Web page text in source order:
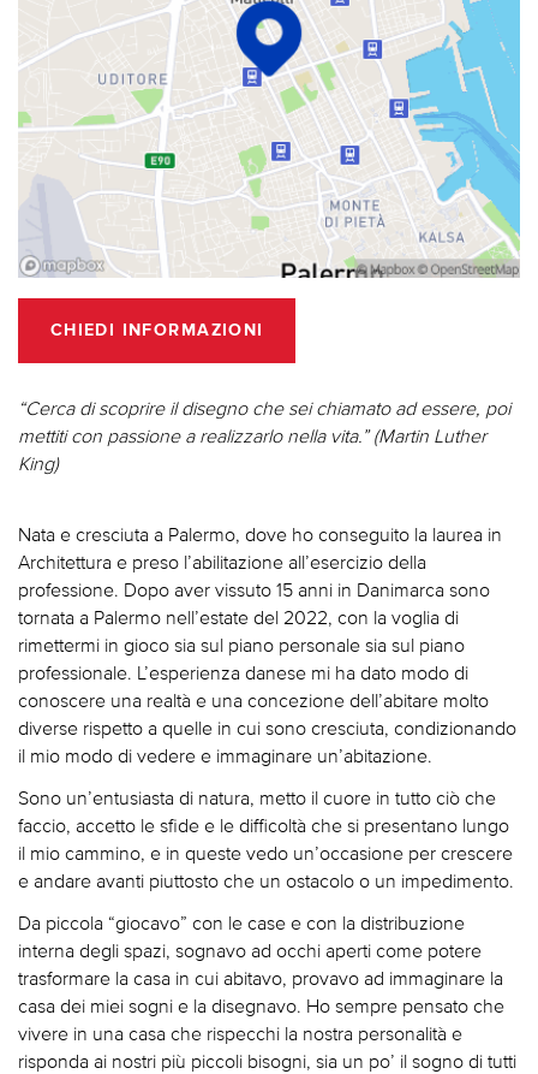
CHIEDI INFORMAZIONI
“Cerca di scoprire il disegno che sei chiamato ad essere, poi
mettiti con passione a realizzarlo nella vita.” (Martin Luther
King)
Nata e cresciuta a Palermo, dove ho conseguito la laurea in
Architettura e preso l’abilitazione all’esercizio della
professione. Dopo aver vissuto 15 anni in Danimarca sono
tornata a Palermo nell’estate del 2022, con la voglia di
rimettermi in gioco sia sul piano personale sia sul piano
professionale. L’esperienza danese mi ha dato modo di
conoscere una realtà e una concezione dell’abitare molto
diverse rispetto a quelle in cui sono cresciuta, condizionando
il mio modo di vedere e immaginare un’abitazione.
Sono un’entusiasta di natura, metto il cuore in tutto ciò che
faccio, accetto le sfide e le difficoltà che si presentano lungo
il mio cammino, e in queste vedo un’occasione per crescere
e andare avanti piuttosto che un ostacolo o un impedimento.
Da piccola “giocavo” con le case e con la distribuzione
interna degli spazi, sognavo ad occhi aperti come potere
trasformare la casa in cui abitavo, provavo ad immaginare la
casa dei miei sogni e la disegnavo. Ho sempre pensato che
vivere in una casa che rispecchi la nostra personalità e
risponda ai nostri più piccoli bisogni, sia un po’ il sogno di tutti